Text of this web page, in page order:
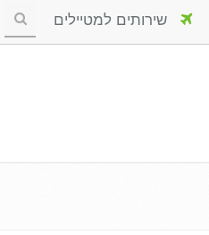
שירותים למטיילים